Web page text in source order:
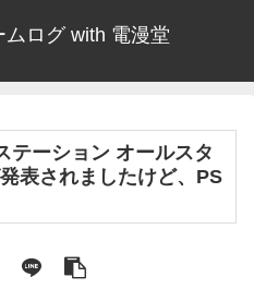
ログ with 電漫堂
テーション オールスタ
表されましたけど、PS